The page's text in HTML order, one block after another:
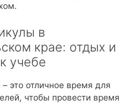
в
крае: отдых и
учебе
это отличное время для
чтобы провести время